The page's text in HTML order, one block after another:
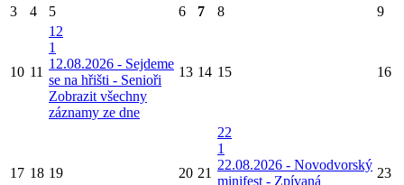
3 4 5 6 7 8 9
10 11
12
1
12.08.2026 - Sejdeme
se na hřišti - Senioři
Zobrazit všechny
záznamy ze dne
13 14 15 16
17 18 19 20 21
22
1
22.08.2026 - Novodvorský
minifest - Zpívaná
23